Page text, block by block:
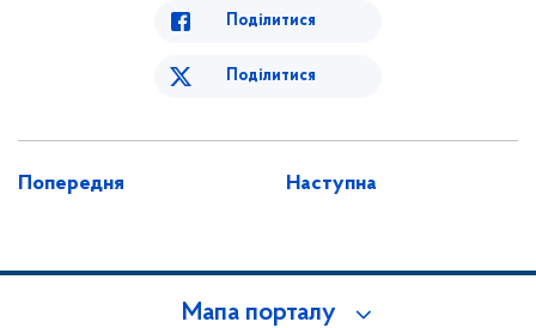
Поділитися
Поділитися
Попередня Наступна
Мапа порталу